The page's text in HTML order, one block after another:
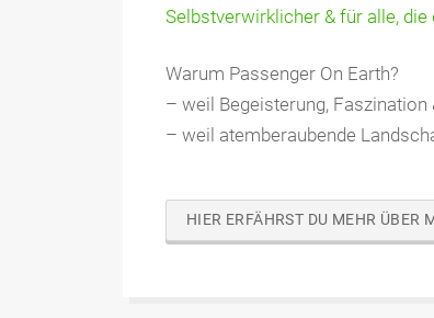
Selbstverwirklicher & für alle, die
Warum Passenger On Earth?
– weil Begeisterung,
– weil atemberaubende
HIER ERFÄHRST DU MEHR ÜBER